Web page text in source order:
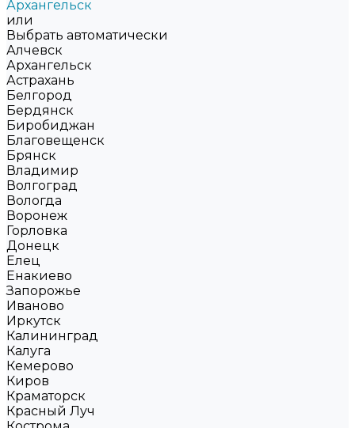
Архангельск
или
Выбрать автоматически
Алчевск
Архангельск
Астрахань
Белгород
Бердянск
Биробиджан
Благовещенск
Брянск
Владимир
Волгоград
Вологда
Воронеж
Горловка
Донецк
Елец
Енакиево
Запорожье
Иваново
Иркутск
Калининград
Калуга
Кемерово
Киров
Краматорск
Красный Луч